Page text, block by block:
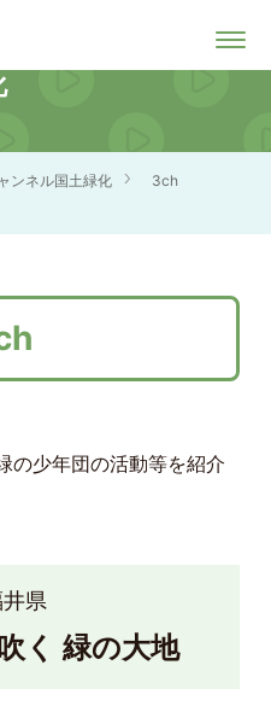
ンネル国土緑化
3ch
の少年団の活動等を紹介
井県
く 緑の大地